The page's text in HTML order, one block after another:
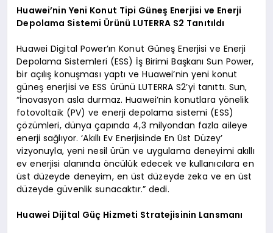
Huawei’nin Yeni Konut Tipi Güneş Enerjisi ve Enerji
Depolama Sistemi Ürünü LUTERRA S2 Tanıtıldı
Huawei Digital Power’ın Konut Güneş Enerjisi ve Enerji
Depolama Sistemleri (ESS) İş Birimi Başkanı Sun Power,
bir açılış konuşması yaptı ve Huawei’nin yeni konut
güneş enerjisi ve ESS ürünü LUTERRA S2’yi tanıttı. Sun,
“İnovasyon asla durmaz. Huawei’nin konutlara yönelik
fotovoltaik (PV) ve enerji depolama sistemi (ESS)
çözümleri, dünya çapında 4,3 milyondan fazla aileye
enerji sağlıyor. ‘Akıllı Ev Enerjisinde En Üst Düzey’
vizyonuyla, yeni nesil ürün ve uygulama deneyimi akıllı
ev enerjisi alanında öncülük edecek ve kullanıcılara en
üst düzeyde deneyim, en üst düzeyde zeka ve en üst
düzeyde güvenlik sunacaktır.” dedi.
Huawei Dijital Güç Hizmeti Stratejisinin Lansmanı